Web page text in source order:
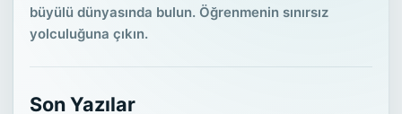
büyülü dünyasında bulun. Öğrenmenin sınırsız
yolculuğuna çıkın.
Son Yazılar